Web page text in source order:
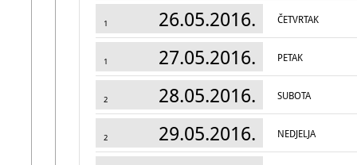
1 26.05.2016. ČETVRTAK
1 27.05.2016. PETAK
2 28.05.2016. SUBOTA
2 29.05.2016. NEDJELJA